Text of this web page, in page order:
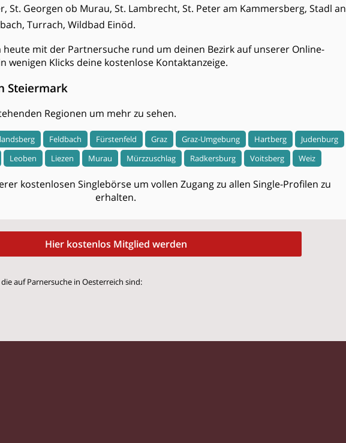
St. Georgen ob Murau, St. Lambrecht, St. Peter am Kammersberg, Stadl an
Turrach, Wildbad Einöd.
mit der Partnersuche rund um deinen Bezirk auf unserer Online-
wenigen Klicks deine kostenlose Kontaktanzeige.
Steiermark
Regionen um mehr zu sehen.
Feldbach Fürstenfeld Graz Graz-Umgebung Hartberg
Judenburg
Leoben Liezen Murau Mürzzuschlag Radkersburg Voitsberg Weiz
kostenlosen Singlebörse um vollen Zugang zu allen Single-Profilen zu
erhalten.
Hier kostenlos Mitglied werden
auf Parnersuche in Oesterreich sind: